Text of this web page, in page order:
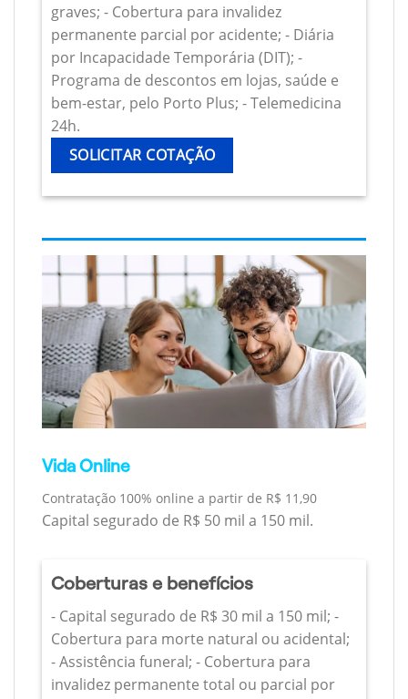
graves; - Cobertura para invalidez
permanente parcial por acidente; - Diária
por Incapacidade Temporária (DIT); -
Programa de descontos em lojas, saúde e
bem-estar, pelo Porto Plus; - Telemedicina
24h.
SOLICITAR COTAÇÃO
Vida Online
Contratação 100% online a partir de R$ 11,90
Capital segurado de R$ 50 mil a 150 mil.
Coberturas e benefícios
- Capital segurado de R$ 30 mil a 150 mil; -
Cobertura para morte natural ou acidental;
- Assistência funeral; - Cobertura para
invalidez permanente total ou parcial por